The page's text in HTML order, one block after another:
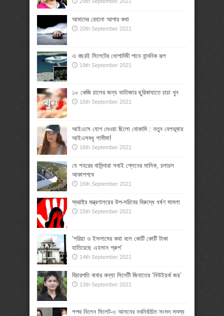
আমাদের রেহানা আপার কথা
20th September 2021
এ বছরই সিলেটের ধোপাদিঘী পাবে নান্দনিক রূপ
19th September 2021
১০ কেজি চালের জন্য ভাতিজার ছুরিকাঘাতে চাচা খুন
16th September 2021
আইএসে যোগ দেওয়া ছিলো বোকামি : নতুন বেশভূষায়
আইএসবধূ শামীমা!
16th September 2021
যে শহরের বাসিন্দারা সবাই প্লেনের মালিক, চলাচল
আকাশপথে
16th September 2021
স্বরাষ্ট্র মন্ত্রণালয়ের উপ-সচিবের বিরুদ্ধে ধর্ষণ মামলা
15th September 2021
‘শরিয়া ও ইসলামের কথা বলে কোটি কোটি টাকা
হাতিয়েছে এহসান গ্রুপ’
14th September 2021
বিচারপতি বাবার কন্যা সিলেটী জিনাতের ‘নিউইয়র্ক জয়’
13th September 2021
শপথ নিলেন সিলেট-৩ আসনের নবনির্বাচিত সংসদ সদস্য